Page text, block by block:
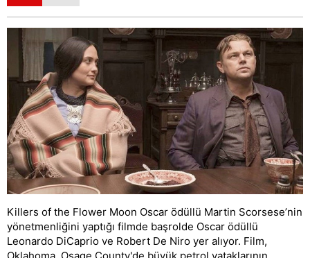
Killers of the Flower Moon Oscar ödüllü Martin Scorsese’nin
yönetmenliğini yaptığı filmde başrolde Oscar ödüllü
Leonardo DiCaprio ve Robert De Niro yer alıyor. Film,